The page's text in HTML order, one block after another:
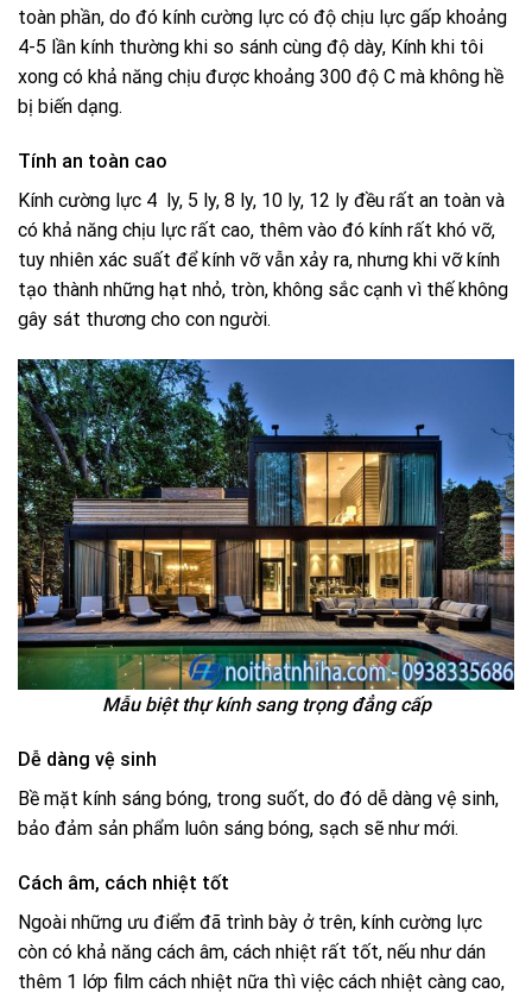
toàn phần, do đó kính cường lực có độ chịu lực gấp khoảng
4-5 lần kính thường khi so sánh cùng độ dày, Kính khi tôi
xong có khả năng chịu được khoảng 300 độ C mà không hề
bị biến dạng.
Tính an toàn cao
Kính cường lực 4 ly, 5 ly, 8 ly, 10 ly, 12 ly đều rất an toàn và
có khả năng chịu lực rất cao, thêm vào đó kính rất khó vỡ,
tuy nhiên xác suất để kính vỡ vẫn xảy ra, nhưng khi vỡ kính
tạo thành những hạt nhỏ, tròn, không sắc cạnh vì thế không
gây sát thương cho con người.
Mẫu biệt thự kính sang trọng đẳng cấp
Dễ dàng vệ sinh
Bề mặt kính sáng bóng, trong suốt, do đó dễ dàng vệ sinh,
bảo đảm sản phẩm luôn sáng bóng, sạch sẽ như mới.
Cách âm, cách nhiệt tốt
Ngoài những ưu điểm đã trình bày ở trên, kính cường lực
còn có khả năng cách âm, cách nhiệt rất tốt, nếu như dán
thêm 1 lớp film cách nhiệt nữa thì việc cách nhiệt càng cao,